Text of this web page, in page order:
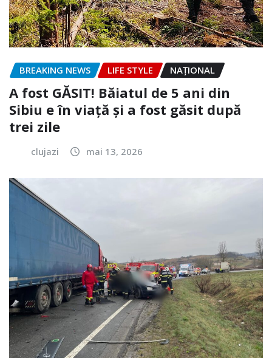
BREAKING NEWS LIFE STYLE NAŢIONAL
A fost GĂSIT! Băiatul de 5 ani din
Sibiu e în viață și a fost găsit după
trei zile
clujazi mai 13, 2026